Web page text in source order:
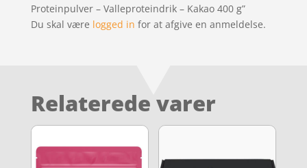
Proteinpulver – Valleproteindrik – Kakao 400 g”
Du skal være logged in for at afgive en anmeldelse.
Relaterede varer